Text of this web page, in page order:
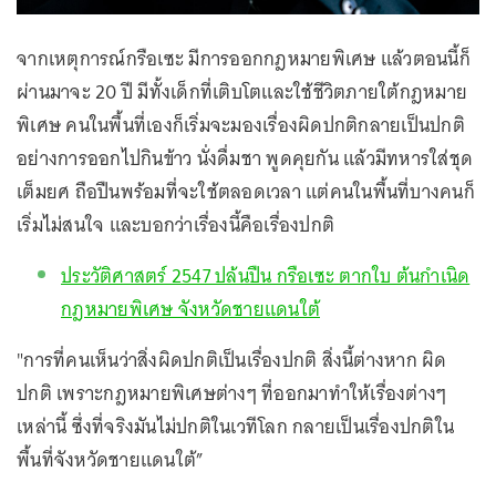
จากเหตุการณ์กรือเซะ มีการออกกฎหมายพิเศษ แล้วตอนนี้ก็
ผ่านมาจะ 20 ปี มีทั้งเด็กที่เติบโตและใช้ชีวิตภายใต้กฎหมาย
พิเศษ คนในพื้นที่เองก็เริ่มจะมองเรื่องผิดปกติกลายเป็นปกติ
อย่างการออกไปกินข้าว นั่งดื่มชา พูดคุยกัน แล้วมีทหารใส่ชุด
เต็มยศ ถือปืนพร้อมที่จะใช้ตลอดเวลา แต่คนในพื้นที่บางคนก็
เริ่มไม่สนใจ และบอกว่าเรื่องนี้คือเรื่องปกติ
ประวัติศาสตร์ 2547 ปล้นปืน กรือเซะ ตากใบ ต้นกำเนิด
กฎหมายพิเศษ จังหวัดชายแดนใต้
"การที่คนเห็นว่าสิ่งผิดปกติเป็นเรื่องปกติ สิ่งนี้ต่างหาก ผิด
ปกติ เพราะกฎหมายพิเศษต่างๆ ที่ออกมาทำให้เรื่องต่างๆ
เหล่านี้ ซึ่งที่จริงมันไม่ปกติในเวทีโลก กลายเป็นเรื่องปกติใน
พื้นที่จังหวัดชายแดนใต้”